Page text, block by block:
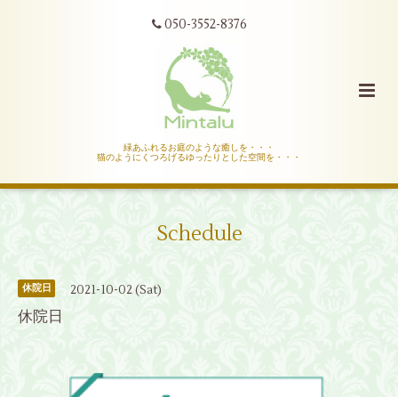
050-3552-8376
緑あふれるお庭のような癒しを・・・
猫のようにくつろげるゆったりとした空間を・・・
Schedule
休院日 2021-10-02 (Sat)
休院日